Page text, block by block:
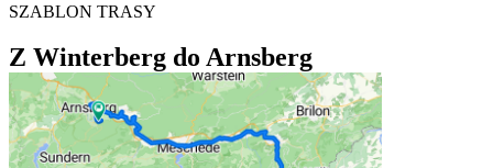
SZABLON TRASY
Z Winterberg do Arnsberg